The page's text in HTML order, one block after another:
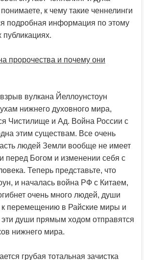
к чему такие ченнелинги
подробная информация по этому
публикациях.
пророчества и почему они
вулкана Йеллоунстоун
нижнего духовного мира,
Чистилище и Ад. Война России с
этим существам. Все очень
людей Земли вообще не имеет
перед Богом и изменении себя с
Теперь представьте, что
и началась война РФ с Китаем,
очень много людей, души
к перемещению в Райские миры и
эти души прямым ходом отправятся
нижнего мира.
грубая тотальная зачистка